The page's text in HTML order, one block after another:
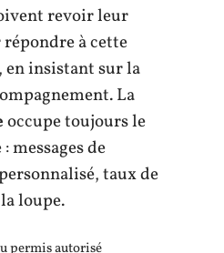
revoir leur
à cette
en insistant sur la
La
occupe toujours le
messages de
taux de
loupe.
permis autorisé